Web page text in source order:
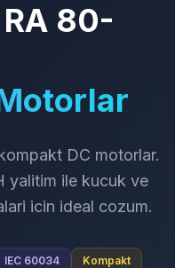
80-
DC motorlar.
yalitim ile kucuk ve
icin ideal cozum.
IEC 60034 Kompakt